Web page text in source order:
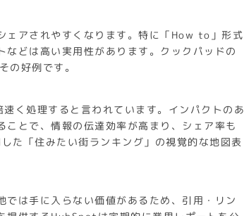
ェアされやすくなります。特に「How to」形式
どは高い実用性があります。クックパッドの
の好例です。
く処理すると言われています。インパクトのあ
とで、情報の伝達効率が高まり、シェア率も
た「住みたい街ランキング」の視覚的な地図表
は手に入らない価値があるため、引用・リン